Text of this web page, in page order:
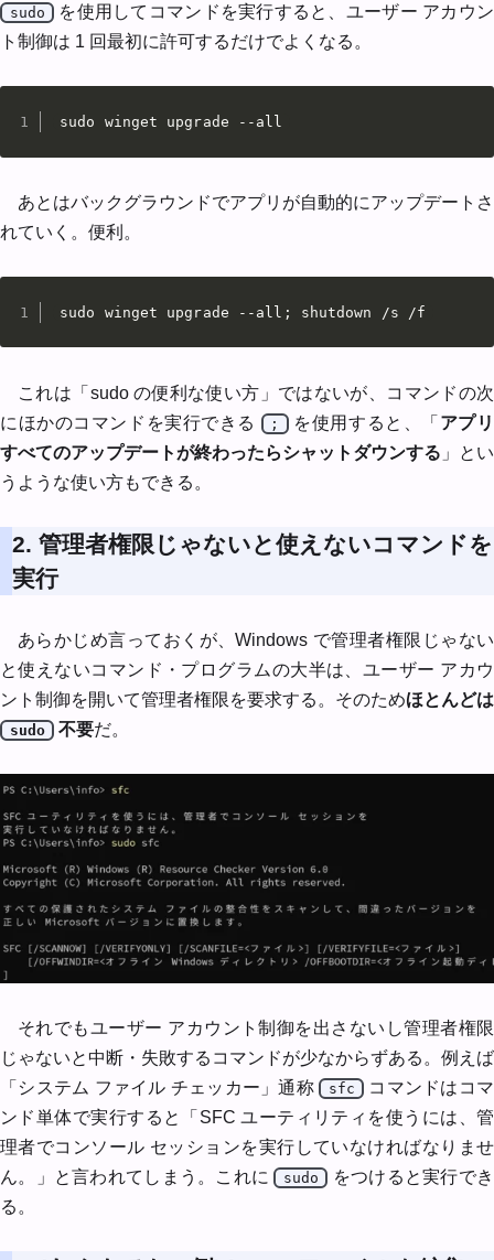
sudo
を使用してコマンドを実行すると、ユーザー アカウン
ト制御は 1 回最初に許可するだけでよくなる。
sudo winget upgrade --all
あとはバックグラウンドでアプリが自動的にアップデートさ
れていく。便利。
sudo winget upgrade --all; shutdown /s /f
これは「sudo の便利な使い方」ではないが、コマンドの次
にほかのコマンドを実行できる
; を使用すると、「 アプリ
すべてのアップデートが終わったらシャットダウンする 」とい
うような使い方もできる。
2. 管理者権限じゃないと使えないコマンドを
実行
あらかじめ言っておくが、Windows で管理者権限じゃない
と使えないコマンド・プログラムの大半は、ユーザー アカウ
ント制御を開いて管理者権限を要求する。そのためほとんどは
sudo 不要だ。
それでもユーザー アカウント制御を出さないし管理者権限
じゃないと中断・失敗するコマンドが少なからずある。例えば
「システム ファイル チェッカー」通称
sfc
コマンドはコマ
ンド単体で実行すると「SFC ユーティリティを使うには、管
理者でコンソール セッションを実行していなければなりませ
ん。」と言われてしまう。これに
sudo
をつけると実行でき
る。